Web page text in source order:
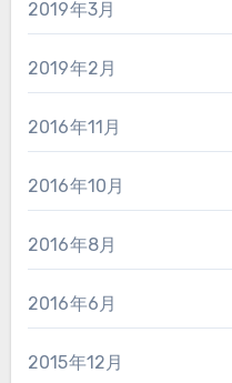
2019年3月
2019年2月
2016年11月
2016年10月
2016年8月
2016年6月
2015年12月